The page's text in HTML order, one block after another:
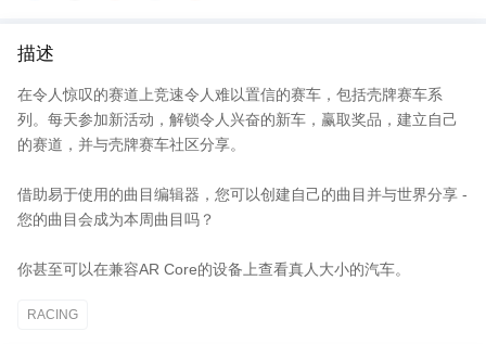
描述
在令人惊叹的赛道上竞速令人难以置信的赛车，包括壳牌赛车系
列。每天参加新活动，解锁令人兴奋的新车，赢取奖品，建立自己
的赛道，并与壳牌赛车社区分享。
借助易于使用的曲目编辑器，您可以创建自己的曲目并与世界分享 -
您的曲目会成为本周曲目吗？
你甚至可以在兼容AR Core的设备上查看真人大小的汽车。
RACING